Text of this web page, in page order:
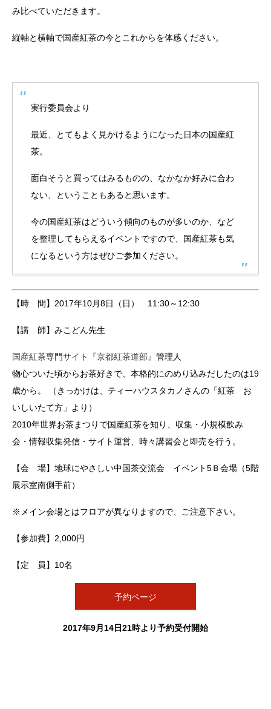
み比べていただきます。
縦軸と横軸で国産紅茶の今とこれからを体感ください。
実行委員会より
最近、とてもよく見かけるようになった日本の国産紅
茶。
面白そうと買ってはみるものの、なかなか好みに合わ
ない、ということもあると思います。
今の国産紅茶はどういう傾向のものが多いのか、など
を整理してもらえるイベントですので、国産紅茶も気
になるという方はぜひご参加ください。
【時 間】2017年10月8日（日） 11:30～12:30
【講 師】みこどん先生
国産紅茶専門サイト『京都紅茶道部』 管理人
物心ついた頃からお茶好きで、本格的にのめり込みだしたのは19
歳から。 （きっかけは、ティーハウスタカノさんの「紅茶 お
いしいたて方」より）
2010年世界お茶まつりで国産紅茶を知り、収集・小規模飲み
会・情報収集発信・サイト運営、時々講習会と即売を行う。
【会 場】地球にやさしい中国茶交流会 イベント5Ｂ会場（5階
展示室南側手前）
※メイン会場とはフロアが異なりますので、ご注意下さい。
【参加費】2,000円
【定 員】10名
予約ページ
2017年9月14日21時より予約受付開始